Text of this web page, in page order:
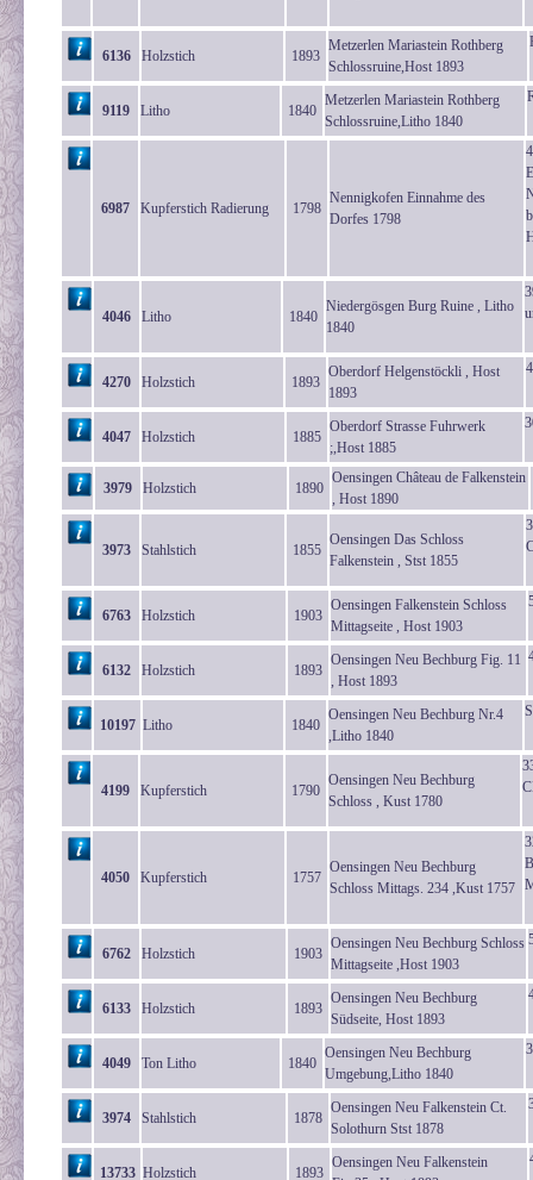
6136 Holzstich 1893
Metzerlen Mariastein Rothberg
Schlossruine,Host 1893
9119 Litho 1840
Metzerlen Mariastein Rothberg
Schlossruine,Litho 1840
6987 Kupferstich Radierung 1798
Nennigkofen Einnahme des
Dorfes 1798
4046 Litho 1840
Niedergösgen Burg Ruine , Litho
1840
4270 Holzstich 1893
Oberdorf Helgenstöckli , Host
1893
4047 Holzstich 1885
Oberdorf Strasse Fuhrwerk
;,Host 1885
3979 Holzstich 1890
Oensingen Château de Falkenstein
, Host 1890
3973 Stahlstich 1855
Oensingen Das Schloss
Falkenstein , Stst 1855
6763 Holzstich 1903
Oensingen Falkenstein Schloss
Mittagseite , Host 1903
6132 Holzstich 1893
Oensingen Neu Bechburg Fig. 11
, Host 1893
10197 Litho 1840
Oensingen Neu Bechburg Nr.4
,Litho 1840
4199 Kupferstich 1790
Oensingen Neu Bechburg
Schloss , Kust 1780
4050 Kupferstich 1757
Oensingen Neu Bechburg
Schloss Mittags. 234 ,Kust 1757
6762 Holzstich 1903
Oensingen Neu Bechburg Schloss
Mittagseite ,Host 1903
6133 Holzstich 1893
Oensingen Neu Bechburg
Südseite, Host 1893
4049 Ton Litho 1840
Oensingen Neu Bechburg
Umgebung,Litho 1840
3974 Stahlstich 1878
Oensingen Neu Falkenstein Ct.
Solothurn Stst 1878
13733 Holzstich 1893
Oensingen Neu Falkenstein